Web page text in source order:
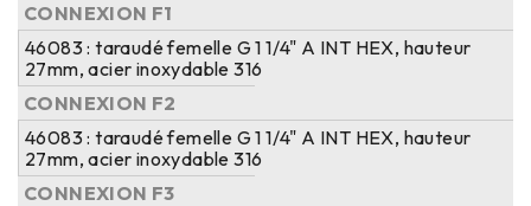
CONNEXION F1
46083 : taraudé femelle G 1 1/4" A INT HEX, hauteur
27mm, acier inoxydable 316
CONNEXION F2
46083 : taraudé femelle G 1 1/4" A INT HEX, hauteur
27mm, acier inoxydable 316
CONNEXION F3